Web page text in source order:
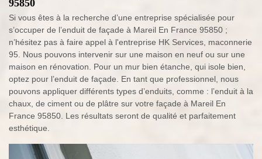
95850
Si vous êtes à la recherche d’une entreprise spécialisée pour
s’occuper de l’enduit de façade à Mareil En France 95850 ;
n’hésitez pas à faire appel à l'entreprise HK Services, maconnerie
95. Nous pouvons intervenir sur une maison en neuf ou sur une
maison en rénovation. Pour un mur bien étanche, qui isole bien,
optez pour l’enduit de façade. En tant que professionnel, nous
pouvons appliquer différents types d’enduits, comme : l’enduit à la
chaux, de ciment ou de plâtre sur votre façade à Mareil En
France 95850. Les résultats seront de qualité et parfaitement
esthétique.